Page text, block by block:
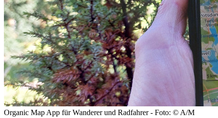
Organic Map App für Wanderer und Radfahrer - Foto: © A/M